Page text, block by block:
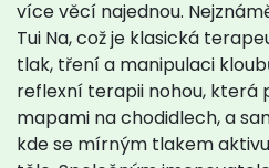
více věcí najednou.
Tui Na, což je klasická
tlak, tření a manipulaci
reflexní terapii nohou, která
mapami na chodidlech,a
kde se mírným tlakem